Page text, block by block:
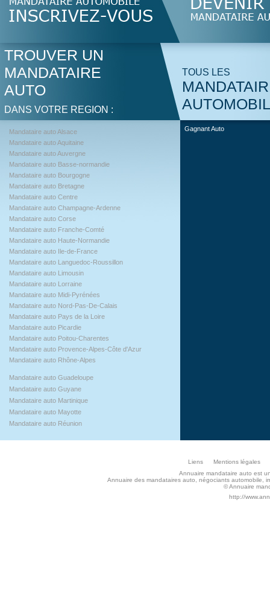
TOUS LES
TROUVER UN
MANDATAIRE
AUTO
DANS VOTRE REGION :
Mandataire auto Alsace
Mandataire auto Aquitaine
Mandataire auto Auvergne
Mandataire auto Basse-normandie
Mandataire auto Bourgogne
Mandataire auto Bretagne
Mandataire auto Centre
Mandataire auto Champagne-Ardenne
Mandataire auto Corse
Mandataire auto Franche-Comté
Mandataire auto Haute-Normandie
Mandataire auto Ile-de-France
Mandataire auto Languedoc-Roussillon
Mandataire auto Limousin
Mandataire auto Lorraine
Mandataire auto Midi-Pyrénées
Mandataire auto Nord-Pas-De-Calais
Mandataire auto Pays de la Loire
Mandataire auto Picardie
Mandataire auto Poitou-Charentes
Mandataire auto Provence-Alpes-Côte d'Azur
Mandataire auto Rhône-Alpes
Mandataire auto Guadeloupe
Mandataire auto Guyane
Mandataire auto Martinique
Mandataire auto Mayotte
Mandataire auto Réunion
Gagnant Auto
Liens
Mentions légales
Annuaire mandataire auto est
Annuaire des mandataires auto, négociants automobile,
© Annuaire
http://